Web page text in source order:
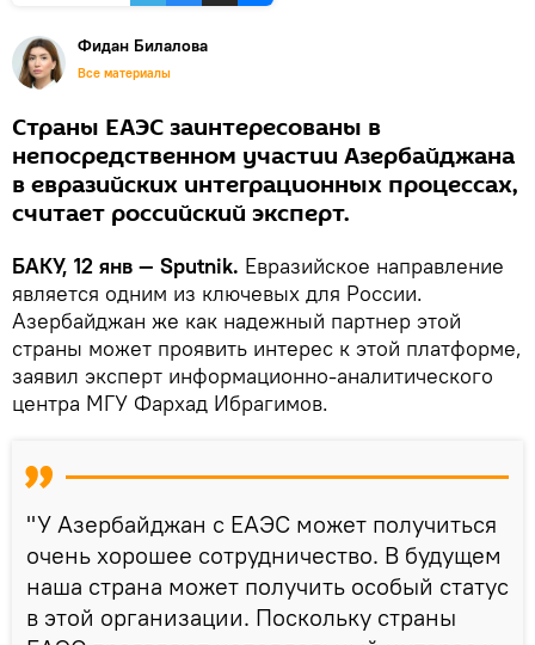
Фидан Билалова
Все материалы
Страны ЕАЭС заинтересованы в
непосредственном участии Азербайджана
в евразийских интеграционных процессах,
считает российский эксперт.
БАКУ, 12 янв — Sputnik. Евразийское направление
является одним из ключевых для России.
Азербайджан же как надежный партнер этой
страны может проявить интерес к этой платформе,
заявил эксперт информационно-аналитического
центра МГУ Фархад Ибрагимов.
"У Азербайджан с ЕАЭС может получиться
очень хорошее сотрудничество. В будущем
наша страна может получить особый статус
в этой организации. Поскольку страны